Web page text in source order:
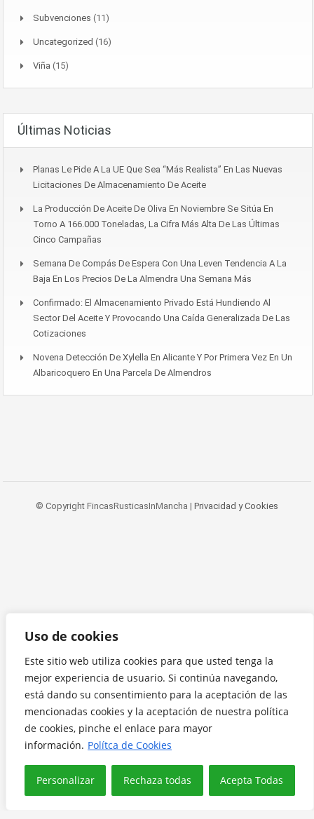
Uso de cookies
Este sitio web utiliza cookies para que usted tenga la
mejor experiencia de usuario. Si continúa navegando,
está dando su consentimiento para la aceptación de las
mencionadas cookies y la aceptación de nuestra política
de cookies, pinche el enlace para mayor
información. Polítca de Cookies
Personalizar Rechaza todas Acepta Todas
Subvenciones (11)
Uncategorized (16)
Viña (15)
Últimas Noticias
Planas Le Pide A La UE Que Sea “más Realista” En Las Nuevas
Licitaciones De Almacenamiento De Aceite
La Producción De Aceite De Oliva En Noviembre Se Sitúa En
Torno A 166.000 Toneladas, La Cifra Más Alta De Las Últimas
Cinco Campañas
Semana De Compás De Espera Con Una Leven Tendencia A La
Baja En Los Precios De La Almendra Una Semana Más
Confirmado: El Almacenamiento Privado Está Hundiendo Al
Sector Del Aceite Y Provocando Una Caída Generalizada De Las
Cotizaciones
Novena Detección De Xylella En Alicante Y Por Primera Vez En Un
Albaricoquero En Una Parcela De Almendros
© Copyright FincasRusticasInMancha | Privacidad y Cookies